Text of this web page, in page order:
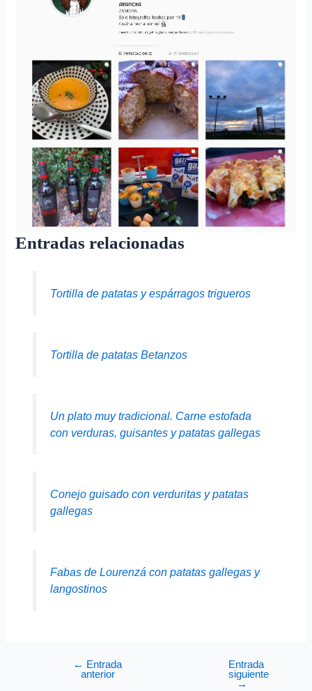
Entradas relacionadas
Tortilla de patatas y espárragos trigueros
Tortilla de patatas Betanzos
Un plato muy tradicional. Carne estofada
con verduras, guisantes y patatas gallegas
Conejo guisado con verduritas y patatas
gallegas
Fabas de Lourenzá con patatas gallegas y
langostinos
← Entrada
anterior
Entrada
siguiente
→